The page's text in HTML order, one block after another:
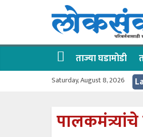
लोकसंवाद
ताज्या
घडामोडी
ताज्या घडामोडी
Saturday, August 8, 2026